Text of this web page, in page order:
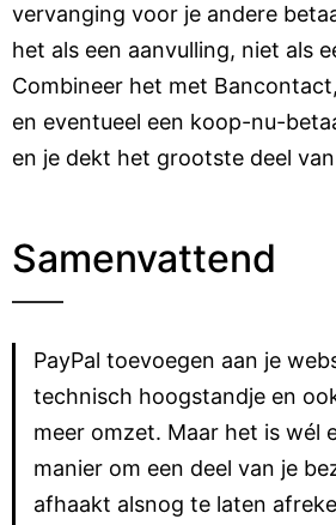
vervanging voor je andere
het als een aanvulling, niet als
Combineer het met
en eventueel een koop-nu-
en je dekt het grootste deel
Samenvattend
PayPal toevoegen aan je
technisch hoogstandje en
meer omzet. Maar het is wél
manier om een deel van je
afhaakt alsnog te laten